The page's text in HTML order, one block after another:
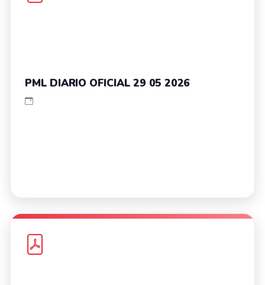
PML DIARIO OFICIAL 29 05 2026